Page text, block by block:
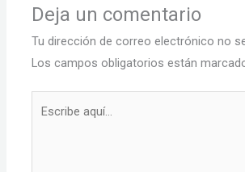
Deja un comentario
Tu dirección de correo electrónico no
Los campos obligatorios están